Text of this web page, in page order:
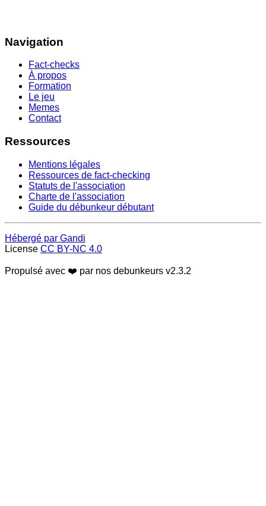
Navigation
Fact-checks
À propos
Formation
Le jeu
Memes
Contact
Ressources
Mentions légales
Ressources de fact-checking
Statuts de l'association
Charte de l'association
Guide du débunkeur débutant
Hébergé par Gandi
License CC BY-NC 4.0
Propulsé avec ❤️ par nos debunkeurs v2.3.2